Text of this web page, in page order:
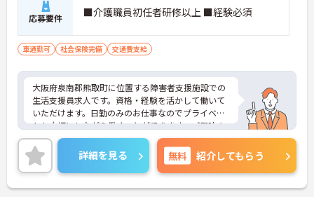
応募要件 ■介護職員初任者研修以上 ■経験必須
車通勤可 社会保険完備 交通費支給
大阪府泉南郡熊取町に位置する障害者支援施設での
生活支援員求人です。資格・経験を活かして働いて
いただけます。日勤のみのお仕事なのでプライベー
トも大切にしながら働くことができます。ご興味の
ある方には、面接対策ポイント等、さらに詳細をお
話ししますのでお気軽にご相談ください！
詳細を見る 無料 紹介してもらう